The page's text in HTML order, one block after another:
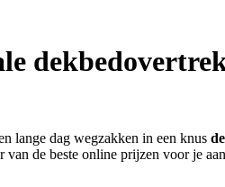
lange dag wegzakken in een knus
van de beste online prijzen voor je